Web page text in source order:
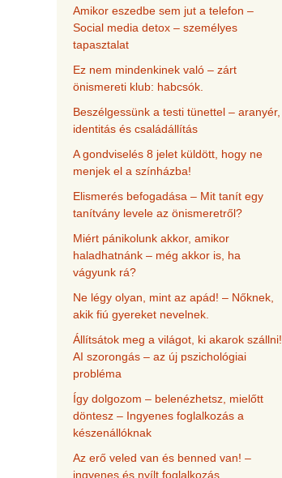
Amikor eszedbe sem jut a telefon –
Social media detox – személyes
tapasztalat
Ez nem mindenkinek való – zárt
önismereti klub: habcsók.
Beszélgessünk a testi tünettel – aranyér,
identitás és családállítás
A gondviselés 8 jelet küldött, hogy ne
menjek el a színházba!
Elismerés befogadása – Mit tanít egy
tanítvány levele az önismeretről?
Miért pánikolunk akkor, amikor
haladhatnánk – még akkor is, ha
vágyunk rá?
Ne légy olyan, mint az apád! – Nőknek,
akik fiú gyereket nevelnek.
Állítsátok meg a világot, ki akarok szállni!
AI szorongás – az új pszichológiai
probléma
Így dolgozom – belenézhetsz, mielőtt
döntesz – Ingyenes foglalkozás a
készenállóknak
Az erő veled van és benned van! –
ingyenes és nyílt foglalkozás